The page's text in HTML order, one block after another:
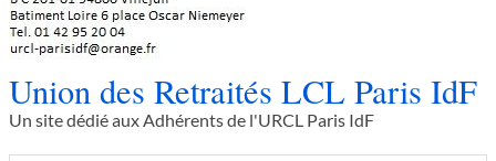
Union des Retraités LCL Paris IdF
Un site dédié aux Adhérents de l'URCL Paris IdF